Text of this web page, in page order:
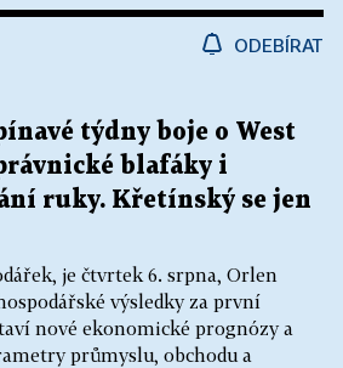
ODEBÍRAT
týdny boje o West
blafáky i
ruky. Křetínský se jen
je čtvrtek 6. srpna, Orlen
výsledky za první
nové ekonomické prognózy a
průmyslu, obchodu a